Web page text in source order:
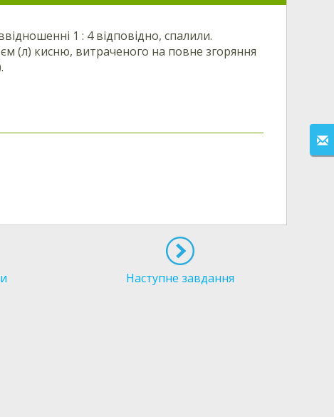
1 : 4 відповідно, спалили.
(л) кисню, витраченого на повне згоряння
Наступне завдання